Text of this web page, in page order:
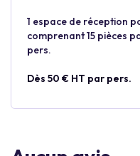
1 espace de réception
comprenant 15 pièces
pers.
Dès 50 € HT par pers.